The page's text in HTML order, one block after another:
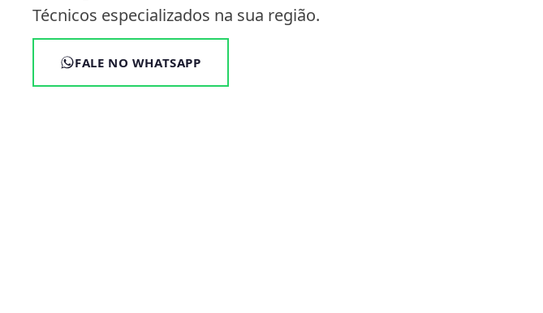
Técnicos especializados na sua região.
FALE NO WHATSAPP